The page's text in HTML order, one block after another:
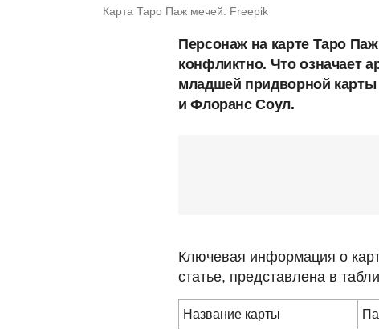
Карта Таро Паж мечей: Freepik
Персонаж на карте Таро
конфликтно. Что означает
младшей придворной карты
и Флоранс Соул.
Ключевая информация о
статье, представлена в
Название карты